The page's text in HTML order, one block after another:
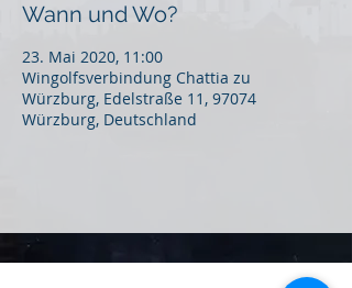
Wann und Wo?
23. Mai 2020, 11:00
Wingolfsverbindung Chattia zu
Würzburg, Edelstraße 11, 97074
Würzburg, Deutschland